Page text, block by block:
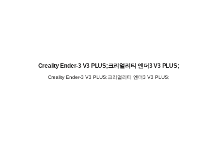
Creality Ender-3 V3 PLUS;크리얼리티 엔더3 V3 PLUS;
Creality Ender-3 V3 PLUS;크리얼리티 엔더3 V3 PLUS;